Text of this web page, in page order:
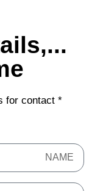
for contact